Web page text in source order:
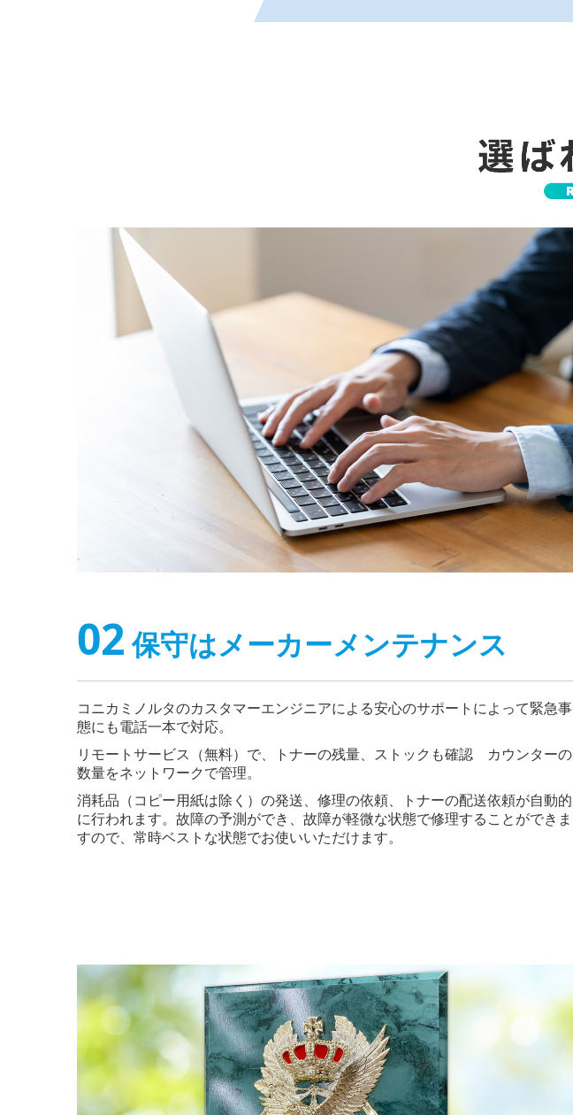
02 保守はメーカーメンテナンス
コニカミノルタのカスタマーエンジニアによる安心のサポートによって緊急事
態にも電話一本で対応。
リモートサービス（無料）で、トナーの残量、ストックも確認 カウンターの
数量をネットワークで管理。
消耗品（コピー用紙は除く）の発送、修理の依頼、トナーの配送依頼が自動的
に行われます。故障の予測ができ、故障が軽微な状態で修理することができま
すので、常時ベストな状態でお使いいただけます。